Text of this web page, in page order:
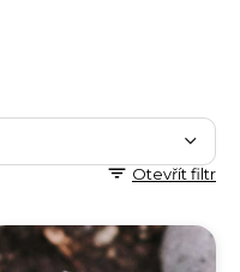
Otevřít filtr